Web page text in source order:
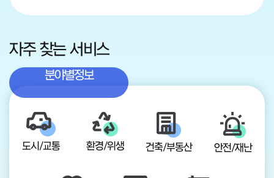
자주 찾는 서비스
분야별정보
도시/교통 환경/위생 건축/부동산 안전/재난